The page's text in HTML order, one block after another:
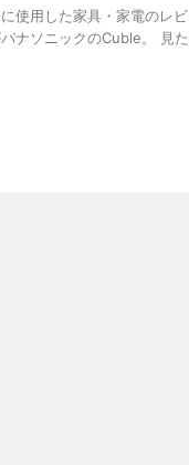
使用した家具・家電のレ
ナソニックのCuble。 見